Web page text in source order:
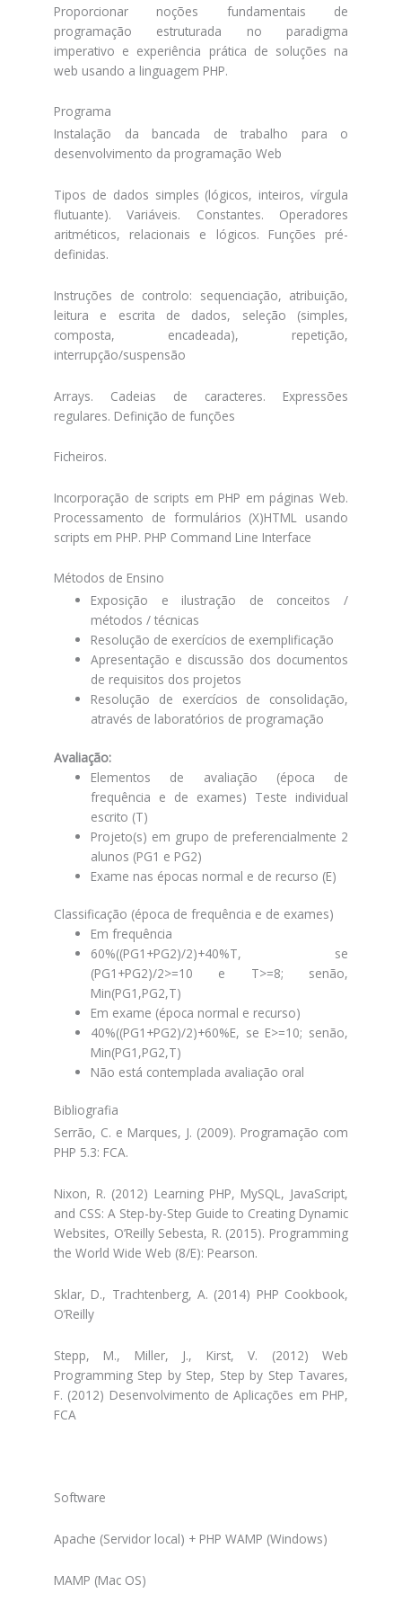
Proporcionar noções fundamentais de
programação estruturada no paradigma
imperativo e experiência prática de soluções na
web usando a linguagem PHP.
Programa
Instalação da bancada de trabalho para o
desenvolvimento da programação Web
Tipos de dados simples (lógicos, inteiros, vírgula
flutuante). Variáveis. Constantes. Operadores
aritméticos, relacionais e lógicos. Funções pré-
definidas.
Instruções de controlo: sequenciação, atribuição,
leitura e escrita de dados, seleção (simples,
composta, encadeada), repetição,
interrupção/suspensão
Arrays. Cadeias de caracteres. Expressões
regulares. Definição de funções
Ficheiros.
Incorporação de scripts em PHP em páginas Web.
Processamento de formulários (X)HTML usando
scripts em PHP. PHP Command Line Interface
Métodos de Ensino
Exposição e ilustração de conceitos /
métodos / técnicas
Resolução de exercícios de exemplificação
Apresentação e discussão dos documentos
de requisitos dos projetos
Resolução de exercícios de consolidação,
através de laboratórios de programação
Avaliação:
Elementos de avaliação (época de
frequência e de exames) Teste individual
escrito (T)
Projeto(s) em grupo de preferencialmente 2
alunos (PG1 e PG2)
Exame nas épocas normal e de recurso (E)
Classificação (época de frequência e de exames)
Em frequência
60%((PG1+PG2)/2)+40%T, se
(PG1+PG2)/2>=10 e T>=8; senão,
Min(PG1,PG2,T)
Em exame (época normal e recurso)
40%((PG1+PG2)/2)+60%E, se E>=10; senão,
Min(PG1,PG2,T)
Não está contemplada avaliação oral
Bibliografia
Serrão, C. e Marques, J. (2009). Programação com
PHP 5.3: FCA.
Nixon, R. (2012) Learning PHP, MySQL, JavaScript,
and CSS: A Step-by-Step Guide to Creating Dynamic
Websites, O’Reilly Sebesta, R. (2015). Programming
the World Wide Web (8/E): Pearson.
Sklar, D., Trachtenberg, A. (2014) PHP Cookbook,
O’Reilly
Stepp, M., Miller, J., Kirst, V. (2012) Web
Programming Step by Step, Step by Step Tavares,
F. (2012) Desenvolvimento de Aplicações em PHP,
FCA
Software
Apache (Servidor local) + PHP WAMP (Windows)
MAMP (Mac OS)